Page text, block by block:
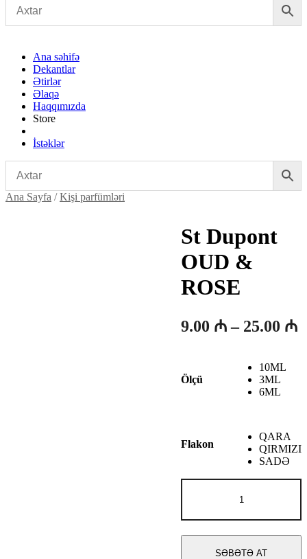
Ana səhifə
Dekantlar
Ətirlər
Əlaqə
Haqqımızda
Store
İstəklər
Ana Sayfa /Kişi parfümləri
St Dupont
OUD &
ROSE
9.00 ₼ – 25.00 ₼
Ölçü
10ML
3ML
6ML
Flakon
QARA
QIRMIZI
SADƏ
Dupont
&
ROSE
adet
SƏBƏTƏ AT